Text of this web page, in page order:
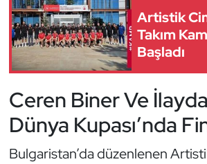
Artistik
Takım
Başladı
Ceren Biner Ve
Dünya Kupası’nda
Bulgaristan’da düzenlenen
Dövüş Sanatı
E-Spor
Futbol
Futsal